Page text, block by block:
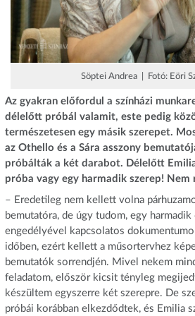
Söptei Andrea | Fotó: Eöri
Az gyakran előfordul a színházi
délelőtt próbál valamit, este pedig
természetesen egy másik szerepet.
az Othello és a Sára asszony
próbálták a két darabot. Délelőtt
próba vagy egy harmadik szerep!
– Eredetileg nem kellett volna
bemutatóra, de úgy tudom, egy
engedélyével kapcsolatos
időben, ezért kellett a műsortervhez
bemutatók sorrendjén. Mivel nekem
feladatom, először kicsit tényleg
készültem egyszerre két szerepre. De
próbái korábban elkezdődtek, és Emilia